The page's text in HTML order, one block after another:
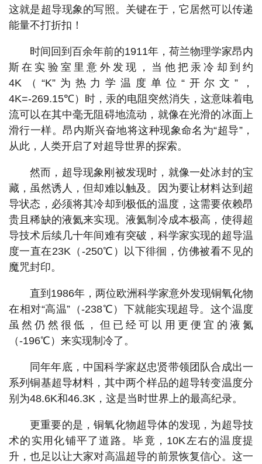
这就是超导现象的写照。关键在于，它居然可以传递
能量不打折扣！
时间回到百余年前的1911年，荷兰物理学家昂内
斯在实验室里意外发现，当他把汞冷却到约
4K（“K”为热力学温度单位“开尔文”，
4K=-269.15℃）时，汞的电阻突然消失，这意味着电
流可以在其中毫无阻碍地流动，就像在光滑的冰面上
滑行一样。昂内斯兴奋地将这种现象命名为“超导”，
从此，人类开启了对超导世界的探索。
然而，超导现象刚被发现时，就像一处冰封的宝
藏，虽然诱人，但却难以触及。因为要让材料达到超
导状态，必须将其冷却到极低的温度，这需要依赖昂
贵且稀缺的液氦来实现。液氦制冷成本极高，使得超
导技术后续几十年间难有突破，科学家实现的超导温
度一直在23K（-250℃）以下徘徊，仿佛被看不见的
魔咒封印。
直到1986年，两位欧洲科学家意外发现铜氧化物
在相对“高温”（-238℃）下就能实现超导。这个温度
虽然仍然很低，但已经可以用更便宜的液氮
（-196℃）来实现制冷了。
同年年底，中国科学家赵忠贤带领团队合成出一
系列铜基超导材料，其中两个样品的超导转变温度分
别为48.6K和46.3K，这是当时世界上的最高纪录。
更重要的是，铜氧化物超导体的发现，为超导技
术的实用化铺平了道路。毕竟，10K左右的温度提
升，也足以让大家对高温超导的前景恢复信心。这一